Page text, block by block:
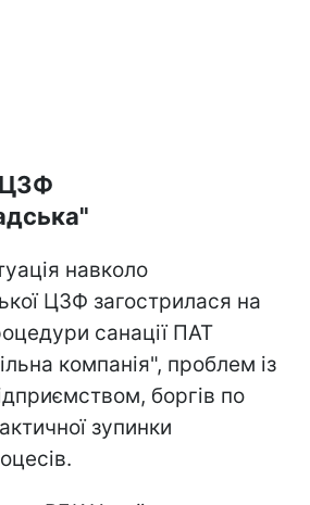
ЦЗФ
навколо
ЦЗФ загострилася на
санації ПАТ
компанія", проблем із
боргів по
зупинки